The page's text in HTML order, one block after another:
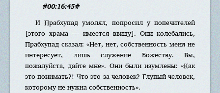
#00:16:45#
И Прабхупад умолял, попросил у попечителей
[этого храма — имеется ввиду]. Они колебались,
Прабхупад сказал: «Нет, нет, собственность меня не
интересует, лишь служение Божеству. Вы,
пожалуйста, дайте мне». Они были изумлены: «Как
это понимать?! Что это за человек? Глупый человек,
которому не нужна собственность».